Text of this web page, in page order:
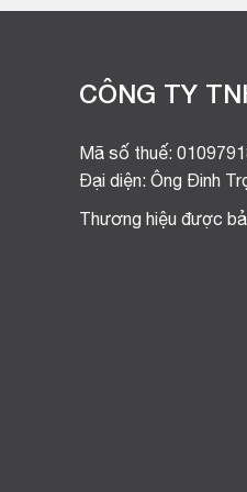
CÔNG TY
Mã số thuế:
Đại diện: Ông Đinh
Thương hiệu được